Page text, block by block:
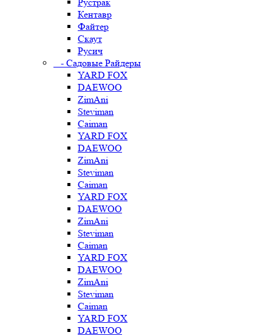
Кентавр
Файтер
Скаут
Русич
- Садовые Райдеры
YARD FOX
DAEWOO
ZimAni
Steviman
Caiman
YARD FOX
DAEWOO
ZimAni
Steviman
Caiman
YARD FOX
DAEWOO
ZimAni
Steviman
Caiman
YARD FOX
DAEWOO
ZimAni
Steviman
Caiman
YARD FOX
DAEWOO